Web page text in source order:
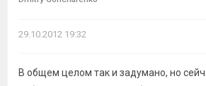
29.10.2012 19:32
В общем целом так и задумано, но